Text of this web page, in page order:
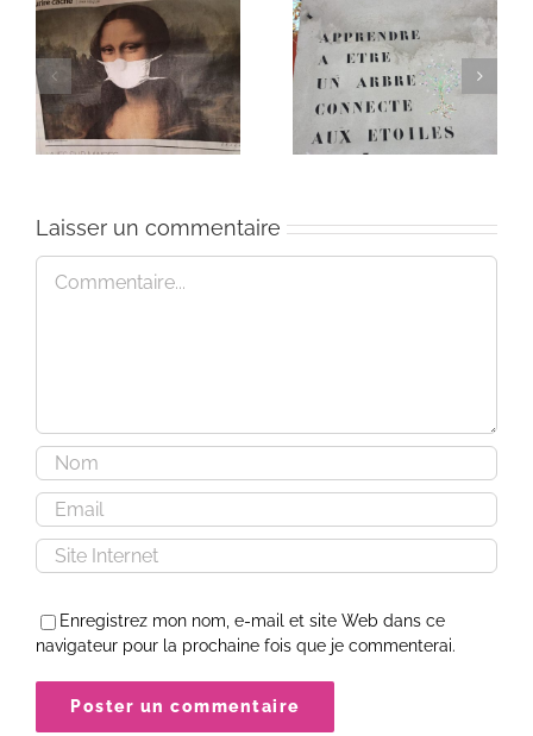
Heart of Life / Coeur
de la vie: Day / Jour V
Heart of Life / Coeur
de la vie: Day / Jour
IV
Laisser un commentaire
Commentaire
Enregistrez mon nom, e-mail et site Web dans ce
navigateur pour la prochaine fois que je commenterai.